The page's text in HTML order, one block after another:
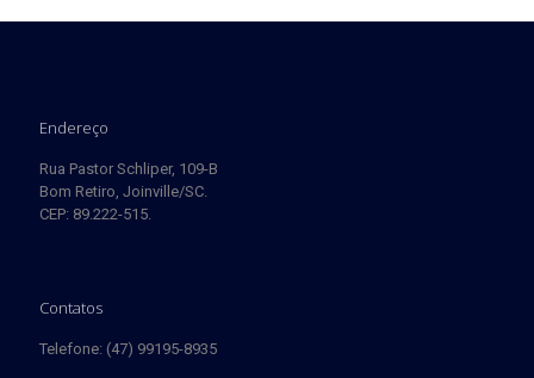
Endereço
Rua Pastor Schliper, 109-B
Bom Retiro, Joinville/SC.
CEP: 89.222-515.
Contatos
Telefone: (47) 99195-8935